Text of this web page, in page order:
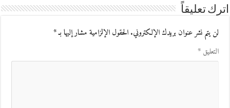
اترك تعليقاً
لن يتم نشر عنوان بريدك الإلكتروني.الحقول الإلزامية مشار إليها بـ*
التعليق*